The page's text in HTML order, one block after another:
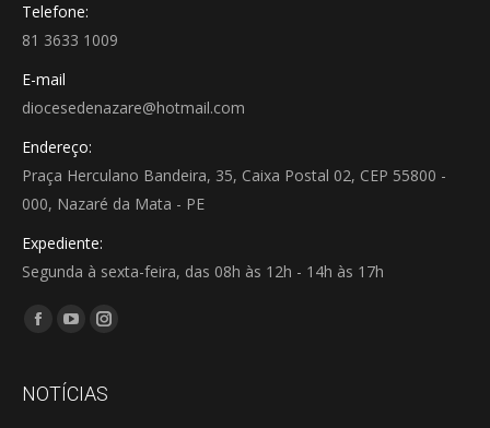
Telefone:
81 3633 1009
E-mail
diocesedenazare@hotmail.com
Endereço:
Praça Herculano Bandeira, 35, Caixa Postal 02, CEP 55800 -
000, Nazaré da Mata - PE
Expediente:
Segunda à sexta-feira, das 08h às 12h - 14h às 17h
Encontre-nos em:
Facebook
opens
YouTube
opens
Instagram
opens
NOTÍCIAS